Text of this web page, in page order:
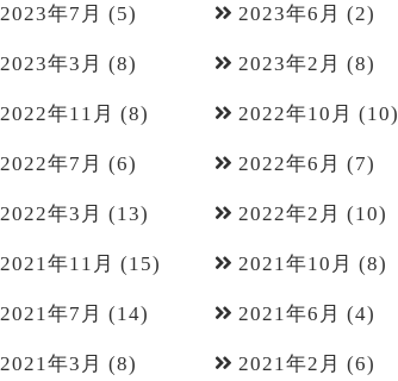
2023年7月 (5) 2023年6月 (2)
2023年3月 (8) 2023年2月 (8)
2022年11月 (8) 2022年10月 (10)
2022年7月 (6) 2022年6月 (7)
2022年3月 (13) 2022年2月 (10)
2021年11月 (15) 2021年10月 (8)
2021年7月 (14) 2021年6月 (4)
2021年3月 (8) 2021年2月 (6)